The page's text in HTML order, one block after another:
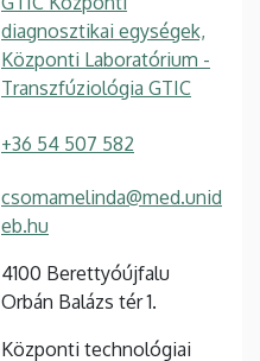
diagnosztikai egységek,
Központi Laboratórium -
Transzfúziológia GTIC
+36 54 507 582
csomamelinda@med.unid
eb.hu
4100 Berettyóújfalu
Orbán Balázs tér 1.
Központi technológiai